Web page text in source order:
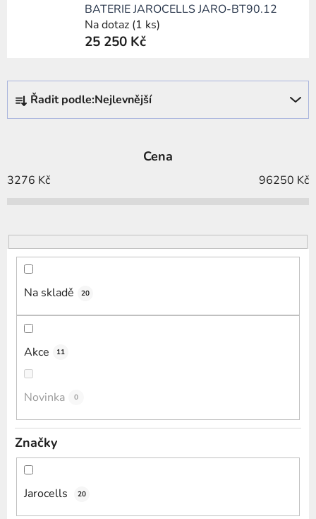
BATERIE JAROCELLS JARO-BT90.12
Na dotaz (1 ks)
25 250 Kč
Ř
z
í
o
d
Řadit podle:Nejlevnější
Cena
3276 Kč 96250 Kč
Na skladě 20
Akce 11
Novinka 0
Značky
Jarocells 20